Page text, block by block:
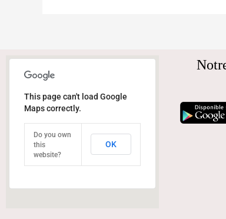
This page can't load Google
Maps correctly.
Do you own
this
website?
OK